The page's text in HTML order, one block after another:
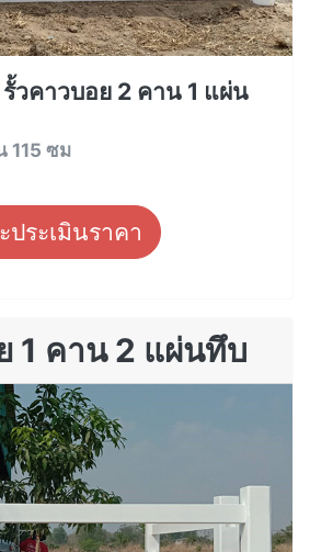
วคาวบอย 2 คาน 1 แผ่น
115 ซม
ระเมินราคา
1 คาน 2 แผ่นทึบ